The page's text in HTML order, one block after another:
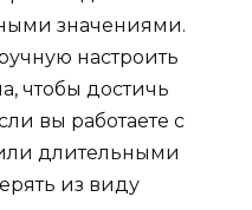
значениями.
настроить
чтобы достичь
вы работаете с
длительными
из виду